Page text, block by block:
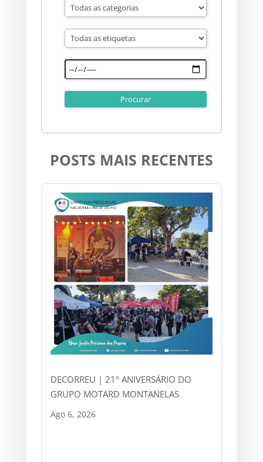
POSTS MAIS RECENTES
DECORREU | 21º ANIVERSÁRIO DO
GRUPO MOTARD MONTANELAS
Ago 6, 2026